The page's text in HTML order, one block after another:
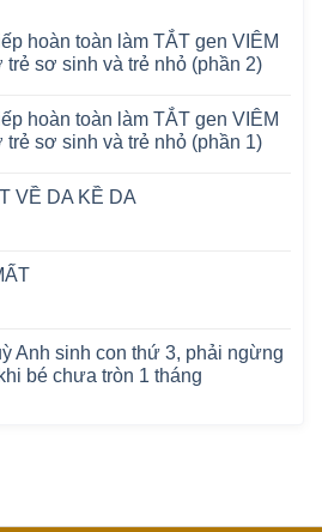
hoàn toàn làm TẮT gen VIÊM
trẻ sơ sinh và trẻ nhỏ (phần 2)
hoàn toàn làm TẮT gen VIÊM
trẻ sơ sinh và trẻ nhỏ (phần 1)
VỀ DA KỀ DA
Anh sinh con thứ 3, phải ngừng
bé chưa tròn 1 tháng